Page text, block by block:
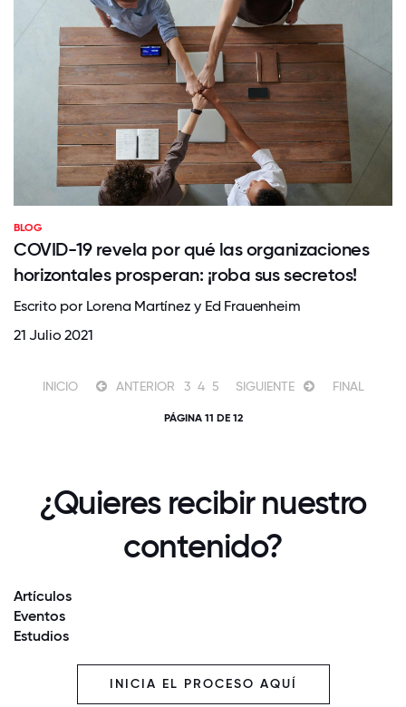
BLOG
COVID-19 revela por qué las organizaciones
horizontales prosperan: ¡roba sus secretos!
Escrito por Lorena Martínez y Ed Frauenheim
21 Julio 2021
INICIO ANTERIOR 3 4 5 SIGUIENTE FINAL
PÁGINA 11 DE 12
¿Quieres recibir nuestro
contenido?
Artículos
Eventos
Estudios
INICIA EL PROCESO AQUÍ